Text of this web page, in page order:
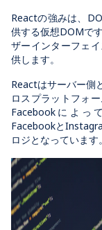
Reactの強みは、
供する仮想DOMで
ザーインターフェ
供します。
Reactはサーバー側
ロスプラットフォ
Facebookによっ
Facebookと
ロジとなっています。